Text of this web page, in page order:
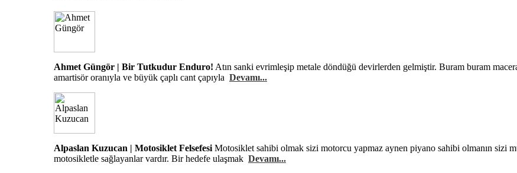
Ahmet Güngör | Bir Tutkudur Enduro! Atın sanki evrimleşip metale döndüğü devirlerden gelmiştir. Buram buram
amartisör oranıyla ve büyük çaplı cant çapıyla Devamı...
Alpaslan Kuzucan | Motosiklet Felsefesi Motosiklet sahibi olmak sizi motorcu yapmaz aynen piyano sahibi olmanın sizi
motosikletle sağlayanlar vardır. Bir hedefe ulaşmak Devamı...